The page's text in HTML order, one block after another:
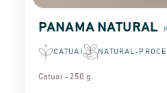
PANAMA NATURAL
CATUAI NATURAL-
Catuai - 250 g